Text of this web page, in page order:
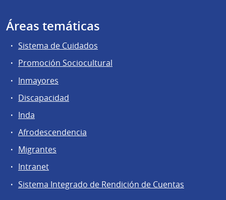
Áreas temáticas
Sistema de Cuidados
Promoción Sociocultural
Inmayores
Discapacidad
Inda
Afrodescendencia
Migrantes
Intranet
Sistema Integrado de Rendición de Cuentas